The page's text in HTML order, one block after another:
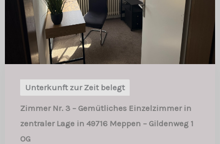
Unterkunft zur Zeit belegt
Zimmer Nr. 3 – Gemütliches Einzelzimmer in
zentraler Lage in 49716 Meppen – Gildenweg 1
OG